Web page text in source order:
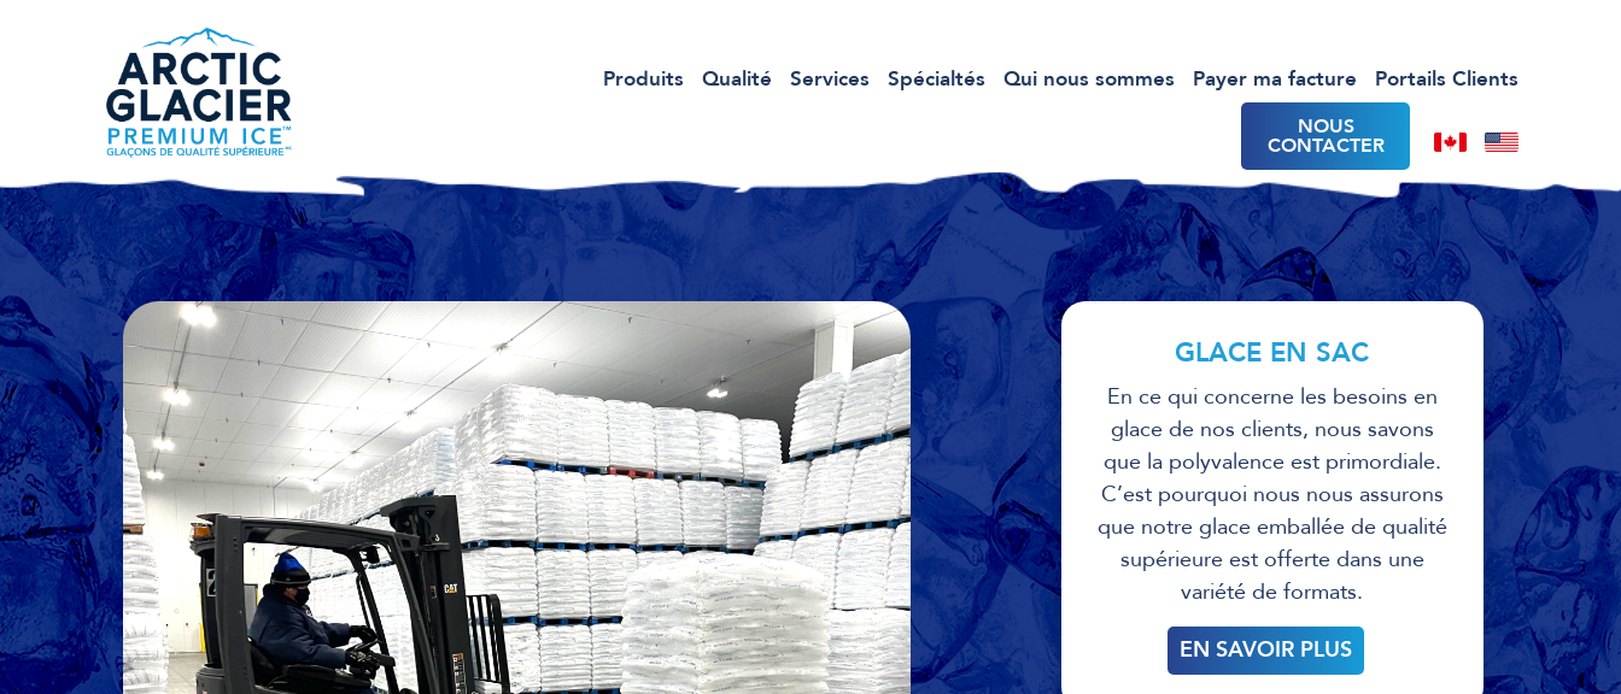
Produits Qualité Services Spécialtés Qui nous sommes Payer ma facture Portails Clients
NOUS
CONTACTER
GLACE EN SAC
En ce qui concerne les besoins en
glace de nos clients, nous savons
que la polyvalence est primordiale.
C’est pourquoi nous nous assurons
que notre glace emballée de qualité
supérieure est offerte dans une
variété de formats.
EN SAVOIR PLUS